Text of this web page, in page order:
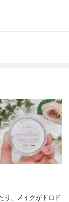
り、メイクがドロド